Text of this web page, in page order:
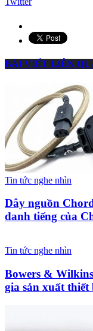
BÀI VIẾT LIÊN
Tin tức nghe nhìn
Dây nguồn
danh tiếng của
Tin tức nghe nhìn
Bowers &
gia sản xuất